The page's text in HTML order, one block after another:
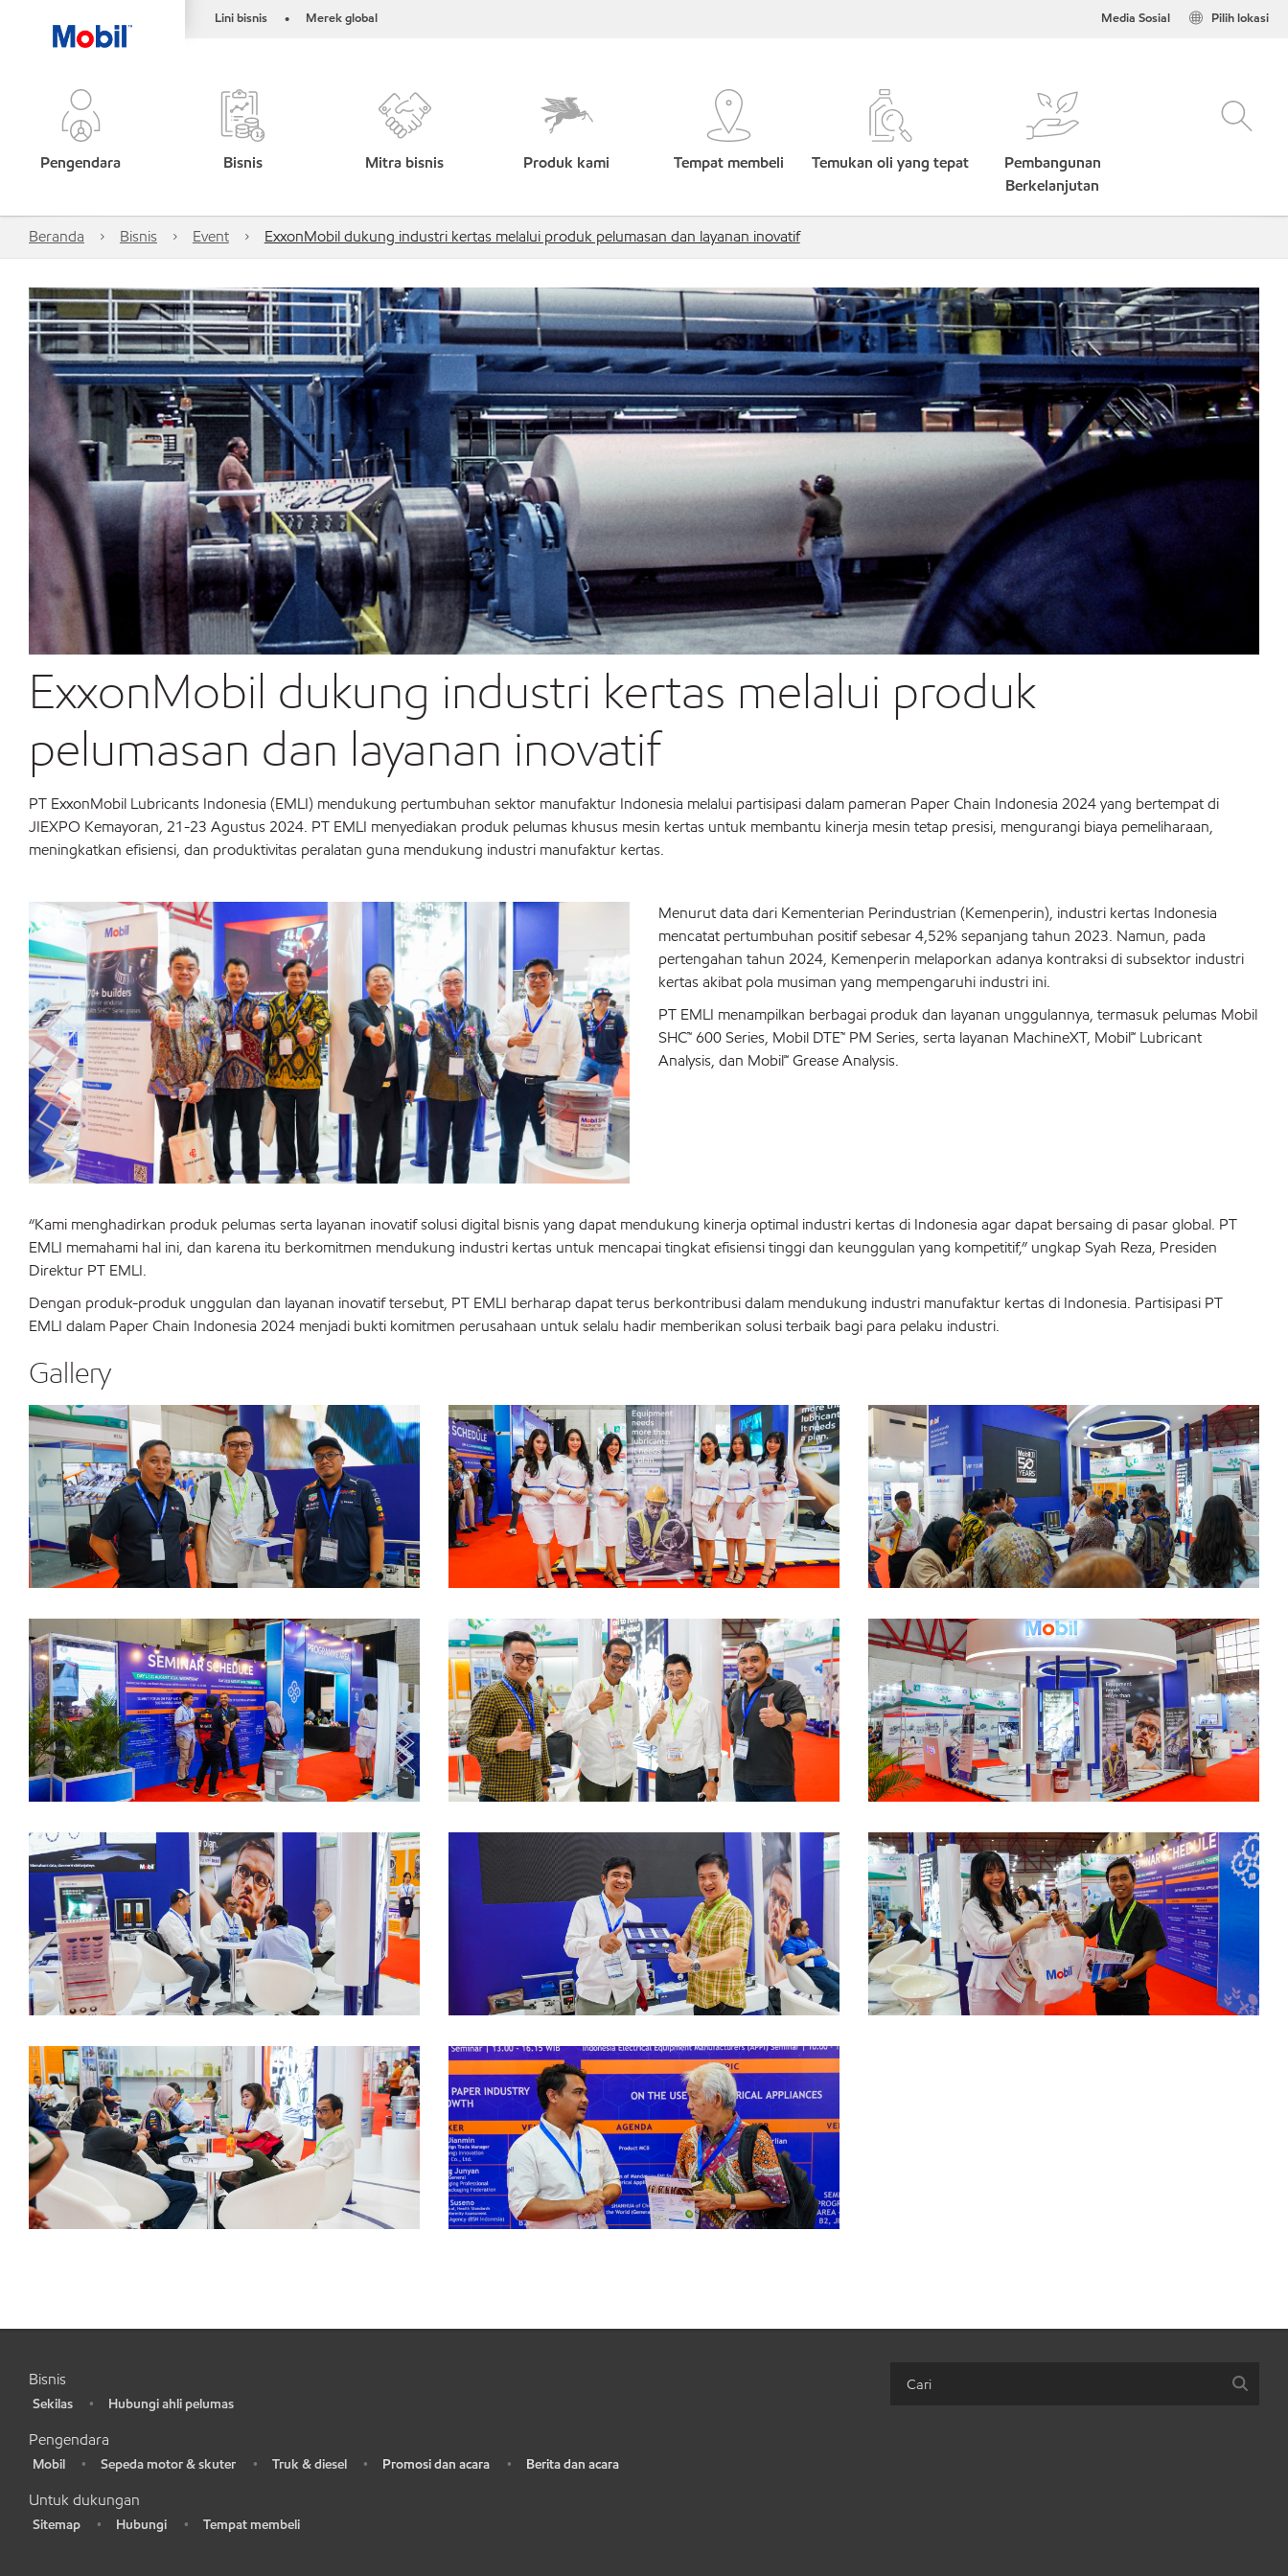
Lini bisnis • Merek global Pilih lokasi
Media Sosial
Pengendara Bisnis Mitra bisnis Produk kami Tempat membeli Temukan oli yang tepat
Pembangunan
Berkelanjutan
Beranda Bisnis Event ExxonMobil dukung industri kertas melalui produk pelumasan dan layanan inovatif
ExxonMobil dukung industri kertas melalui produk
pelumasan dan layanan inovatif
PT ExxonMobil Lubricants Indonesia (EMLI) mendukung pertumbuhan sektor manufaktur Indonesia melalui partisipasi dalam pameran Paper Chain Indonesia 2024 yang bertempat di
JIEXPO Kemayoran, 21-23 Agustus 2024. PT EMLI menyediakan produk pelumas khusus mesin kertas untuk membantu kinerja mesin tetap presisi, mengurangi biaya pemeliharaan,
meningkatkan efisiensi, dan produktivitas peralatan guna mendukung industri manufaktur kertas.
Menurut data dari Kementerian Perindustrian (Kemenperin), industri kertas Indonesia
mencatat pertumbuhan positif sebesar 4,52% sepanjang tahun 2023. Namun, pada
pertengahan tahun 2024, Kemenperin melaporkan adanya kontraksi di subsektor industri
kertas akibat pola musiman yang mempengaruhi industri ini.
PT EMLI menampilkan berbagai produk dan layanan unggulannya, termasuk pelumas Mobil
SHC™ 600 Series, Mobil DTE™ PM Series, serta layanan MachineXT, Mobil℠ Lubricant
Analysis, dan Mobil℠ Grease Analysis.
“Kami menghadirkan produk pelumas serta layanan inovatif solusi digital bisnis yang dapat mendukung kinerja optimal industri kertas di Indonesia agar dapat bersaing di pasar global. PT
EMLI memahami hal ini, dan karena itu berkomitmen mendukung industri kertas untuk mencapai tingkat efisiensi tinggi dan keunggulan yang kompetitif,” ungkap Syah Reza, Presiden
Direktur PT EMLI.
Dengan produk-produk unggulan dan layanan inovatif tersebut, PT EMLI berharap dapat terus berkontribusi dalam mendukung industri manufaktur kertas di Indonesia. Partisipasi PT
EMLI dalam Paper Chain Indonesia 2024 menjadi bukti komitmen perusahaan untuk selalu hadir memberikan solusi terbaik bagi para pelaku industri.
Gallery
Bisnis
Sekilas • Hubungi ahli pelumas
Pengendara
Mobil • Sepeda motor & skuter • Truk & diesel • Promosi dan acara • Berita dan acara
Untuk dukungan
Sitemap • Hubungi • Tempat membeli